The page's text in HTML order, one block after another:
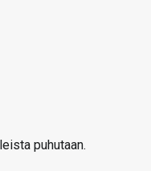
puhutaan.